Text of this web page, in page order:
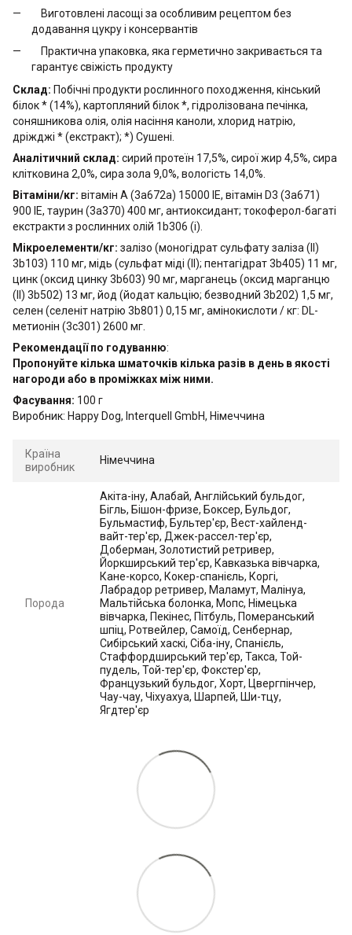
Виготовлені ласощі за особливим рецептом без
додавання цукру і консервантів
Практична упаковка, яка герметично закривається та
гарантує свіжість продукту
Склад: Побічні продукти рослинного походження, кінський
білок * (14%), картопляний білок *, гідролізована печінка,
соняшникова олія, олія насіння каноли, хлорид натрію,
дріжджі * (екстракт); *) Сушені.
Аналітичний склад: сирий протеїн 17,5%, сирої жир 4,5%, сира
клітковина 2,0%, сира зола 9,0%, вологість 14,0%.
Вітаміни/кг: вітамін A (3a672a) 15000 IE, вітамін D3 (3a671)
900 IE, таурин (3a370) 400 мг, антиоксидант; токоферол-багаті
екстракти з рослинних олій 1b306 (i).
Мікроелементи/кг: залізо (моногідрат сульфату заліза (II)
3b103) 110 мг, мідь (сульфат міді (II); пентагідрат 3b405) 11 мг,
цинк (оксид цинку 3b603) 90 мг, марганець (оксид марганцю
(II) 3b502) 13 мг, йод (йодат кальцію; безводний 3b202) 1,5 мг,
селен (селеніт натрію 3b801) 0,15 мг, амінокислоти / кг: DL-
метионін (3c301) 2600 мг.
Рекомендації по годуванню:
Пропонуйте кілька шматочків кілька разів в день в якості
нагороди або в проміжках між ними.
Фасування: 100 г
Виробник: Happy Dog, Interquell GmbH, Німеччина
Країна
виробник
Німеччина
Порода
Акіта-іну, Алабай, Англійський бульдог,
Бігль, Бішон-фризе, Боксер, Бульдог,
Бульмастиф, Бультер'єр, Вест-хайленд-
вайт-тер'єр, Джек-рассел-тер'єр,
Доберман, Золотистий ретривер,
Йоркширський тер'єр, Кавказька вівчарка,
Кане-корсо, Кокер-спанієль, Коргі,
Лабрадор ретривер, Маламут, Малінуа,
Мальтійська болонка, Мопс, Німецька
вівчарка, Пекінес, Пітбуль, Померанський
шпіц, Ротвейлер, Самоїд, Сенбернар,
Сибірський хаскі, Сіба-іну, Спанієль,
Стаффордширський тер'єр, Такса, Той-
пудель, Той-тер'єр, Фокстер'єр,
Французький бульдог, Хорт, Цвергпінчер,
Чау-чау, Чіхуахуа, Шарпей, Ши-тцу,
Ягдтер'єр